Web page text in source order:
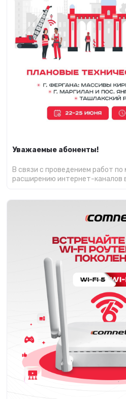
Уважаемые абоненты!
В связи с проведением работ
расширению интернет-каналов